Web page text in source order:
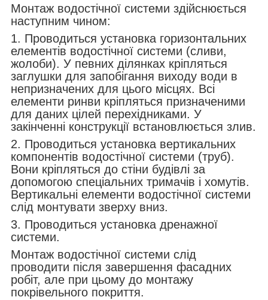
Монтаж водостічної системи здійснюється
наступним чином:
1. Проводиться установка горизонтальних
елементів водостічної системи (сливи,
жолоби). У певних ділянках кріпляться
заглушки для запобігання виходу води в
непризначених для цього місцях. Всі
елементи ринви кріпляться призначеними
для даних цілей перехідниками. У
закінченні конструкції встановлюється злив.
2. Проводиться установка вертикальних
компонентів водостічної системи (труб).
Вони кріпляться до стіни будівлі за
допомогою спеціальних тримачів і хомутів.
Вертикальні елементи водостічної системи
слід монтувати зверху вниз.
3. Проводиться установка дренажної
системи.
Монтаж водостічної системи слід
проводити після завершення фасадних
робіт, але при цьому до монтажу
покрівельного покриття.